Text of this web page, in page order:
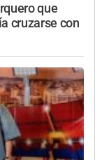
que
cruzarse con